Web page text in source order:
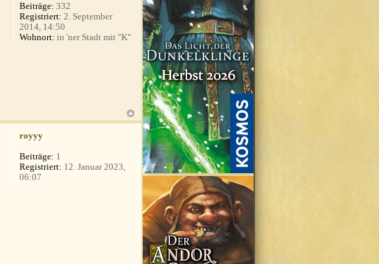
Beiträge: 332
Registriert: 2. September
2014, 14:50
Wohnort: in 'ner Stadt mit "K"
royyy
Beiträge: 1
Registriert: 12. Januar 2023,
06:07